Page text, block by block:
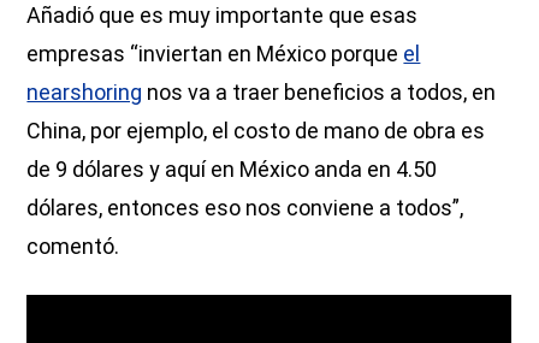
Añadió que es muy importante que esas
empresas “inviertan en México porque el
nearshoring nos va a traer beneficios a todos, en
China, por ejemplo, el costo de mano de obra es
de 9 dólares y aquí en México anda en 4.50
dólares, entonces eso nos conviene a todos”,
comentó.